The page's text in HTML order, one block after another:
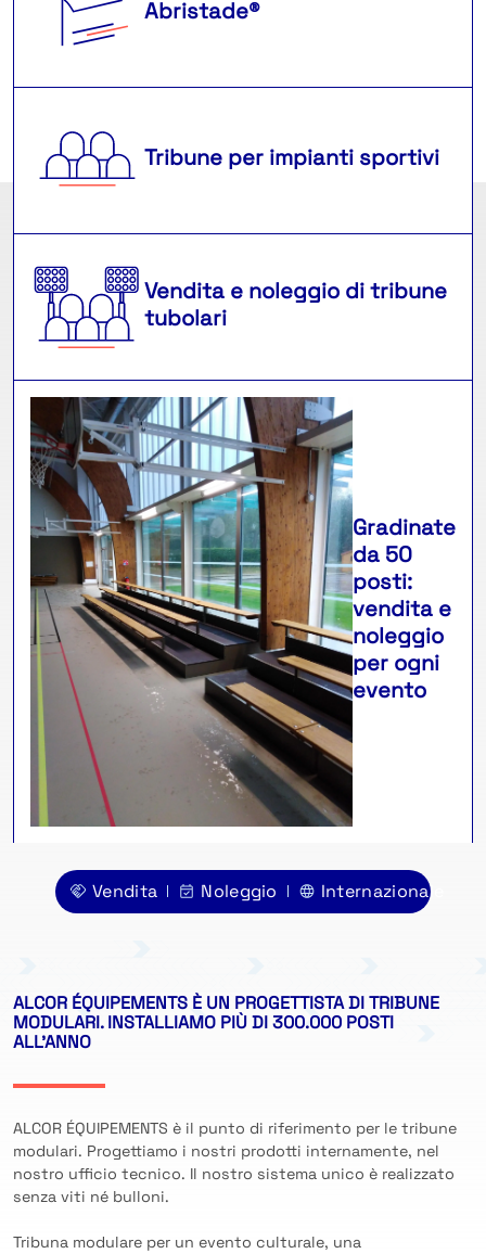
Abristade®
Tribune per impianti sportivi
Vendita e noleggio di tribune
tubolari
Gradinate
da 50
posti:
vendita e
noleggio
per ogni
evento
Vendita Noleggio Internazionale
ALCOR ÉQUIPEMENTS È UN PROGETTISTA DI TRIBUNE
MODULARI. INSTALLIAMO PIÙ DI 300.000 POSTI
ALL'ANNO
ALCOR ÉQUIPEMENTS è il punto di riferimento per le tribune
modulari. Progettiamo i nostri prodotti internamente, nel
nostro ufficio tecnico. Il nostro sistema unico è realizzato
senza viti né bulloni.
Tribuna modulare per un evento culturale, una